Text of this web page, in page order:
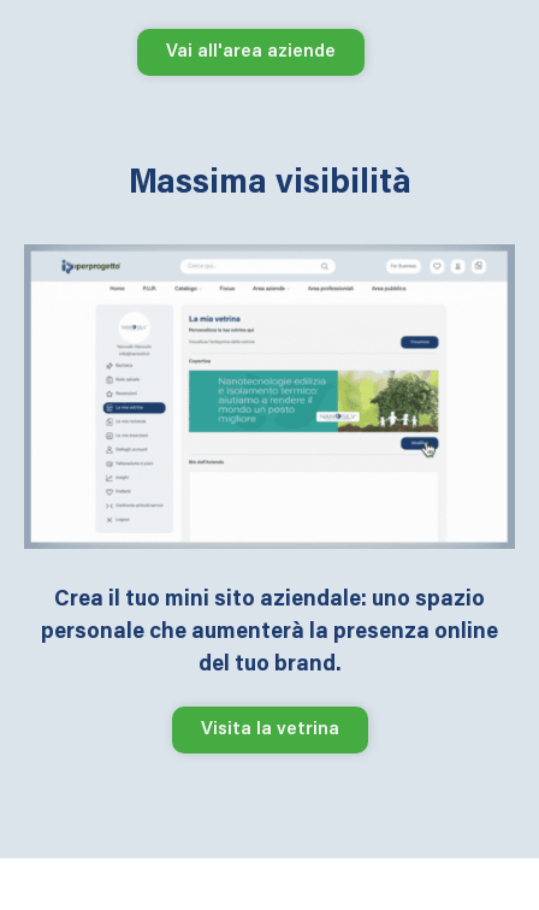
Vai all'area aziende
Massima visibilità
Crea il tuo mini sito aziendale: uno spazio
personale che aumenterà la presenza online
del tuo brand.
Visita la vetrina